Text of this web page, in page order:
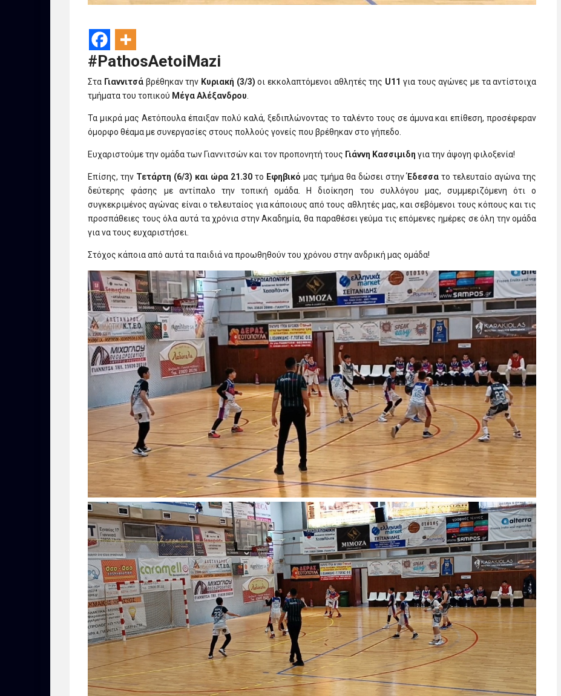
#PathosAetoiMazi
Στα Γιαννιτσάβρέθηκαν την Κυριακή (3/3) οι εκκολαπτόμενοι αθλητές της U11 για τους αγώνες με τα αντίστοιχα
τμήματα του τοπικού Μέγα Αλέξανδρου
Τα μικρά μας Αετόπουλα έπαιξαν πολύ καλά, ξεδιπλώνοντας το ταλέντο τους σε άμυνα και επίθεση, προσέφεραν
όμορφο θέαμα με συνεργασίες στους πολλούς γονείς που βρέθηκαν στο γήπεδο.
Ευχαριστούμε την ομάδα των Γιαννιτσών και τον προπονητή τους Γιάννη Κασσιμιδη για την άψογη φιλοξενία!
Επίσης, την Τετάρτη (6/3) και ώρα 21.30 το Εφηβικό μας τμήμα θα δώσει στηνΈδεσσα το τελευταίο αγώνα της
δεύτερης φάσης με αντίπαλο την τοπική ομάδα. Η διοίκηση του συλλόγου μας, συμμεριζόμενη ότι ο
συγκεκριμένος αγώνας είναι ο τελευταίος για κάποιους από τους αθλητές μας, και σεβόμενοι τους κόπους και τις
προσπάθειες τους όλα αυτά τα χρόνια στην Ακαδημία, θα παραθέσει γεύμα τις επόμενες ημέρες σε όλη την ομάδα
για να τους ευχαριστήσει.
Στόχος κάποια από αυτά τα παιδιά να προωθηθούν του χρόνου στην ανδρική μας ομάδα!